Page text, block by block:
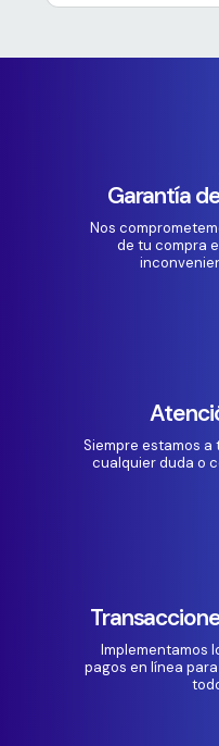
Garantía
Nos
de tu compra
Siempre estamos
cualquier duda o
Implementamos
pagos en línea